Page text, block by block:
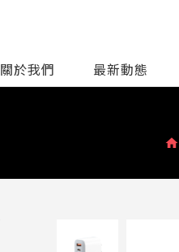
關於我們 最新動態
home